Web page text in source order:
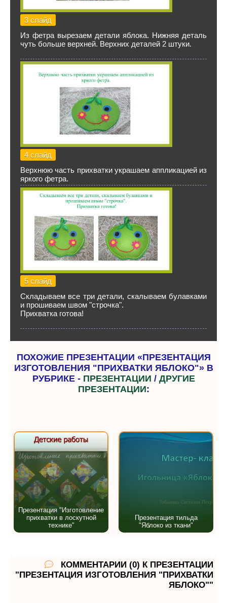
3 слайд
Из фетра вырезаем детали яблока. Нижняя деталь
чуть больше верхней. Верхних деталей 2 штуки.
4 слайд
Верхнюю часть прихватки украшаем аппликацией из
яркого фетра.
5 слайд
Складываем все три детали, скалываем булавками
и прошиваем швом "строчка".
Прихватка готова!
ПОХОЖИЕ ПРЕЗЕНТАЦИИ «ПРЕЗЕНТАЦИЯ
ИЗГОТОВЛЕНИЯ "ПРИХВАТКИ ЯБЛОКО"» В
РУБРИКЕ - ПРЕЗЕНТАЦИИ / ДРУГИЕ
ПРЕЗЕНТАЦИИ:
Презентация "Изготовление
прихватки в лоскутной
технике"
Презентация тильда
"Яблоко из ткани"
КОММЕНТАРИИ (0) К ПРЕЗЕНТАЦИИ
"ПРЕЗЕНТАЦИЯ ИЗГОТОВЛЕНИЯ "ПРИХВАТКИ
ЯБЛОКО""